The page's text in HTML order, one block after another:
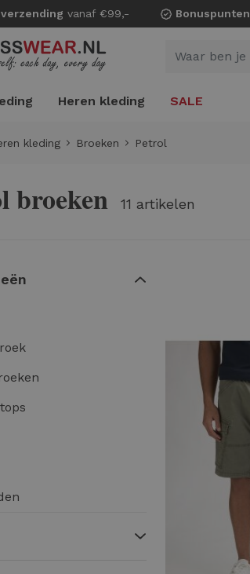
verzending vanaf €99,- Bonuspunten
Heren kleding SALE
kleding Broeken Petrol
broeken 11 artikelen